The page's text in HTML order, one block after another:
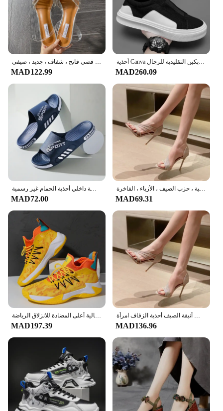
صندل مدبب بكعب عالي للنساء ، حذاء مثير كلاسيكي ، ماس كريستالي ، فم فضي فاتح ، شفاف ، جديد ، صيفي ،
MAD122.99
أحذية Canva الرجالية الصيفية القابلة للتنفس كاجوال متعددة الاستخدامات من الخلف سهلة الارتداء أحذية مسطحة أحذية قماش بكين التقليدية للرجال
MAD260.09
حجم كبير 36-51 الرجال خارج النعال الصيف صنادل شاطئ نعل سميك عدم الانزلاق الشرائح الشرائح الموضة داخلي أحذية الحمام غير رسمية
MAD72.00
حجر الراين وأشار اصبع القدم مضخات للنساء ، مثير الكعب العالي ، أحذية الزفاف الأنيقة ، أحذية الزفاف البلاستيكية ، حزب الصيف ، الأزياء ، الفاخرة
MAD69.31
MAD197.39 MAD136.96